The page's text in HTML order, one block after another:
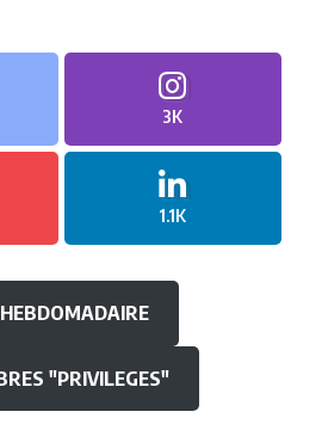
3K
1.1K
"PRIVILEGES"